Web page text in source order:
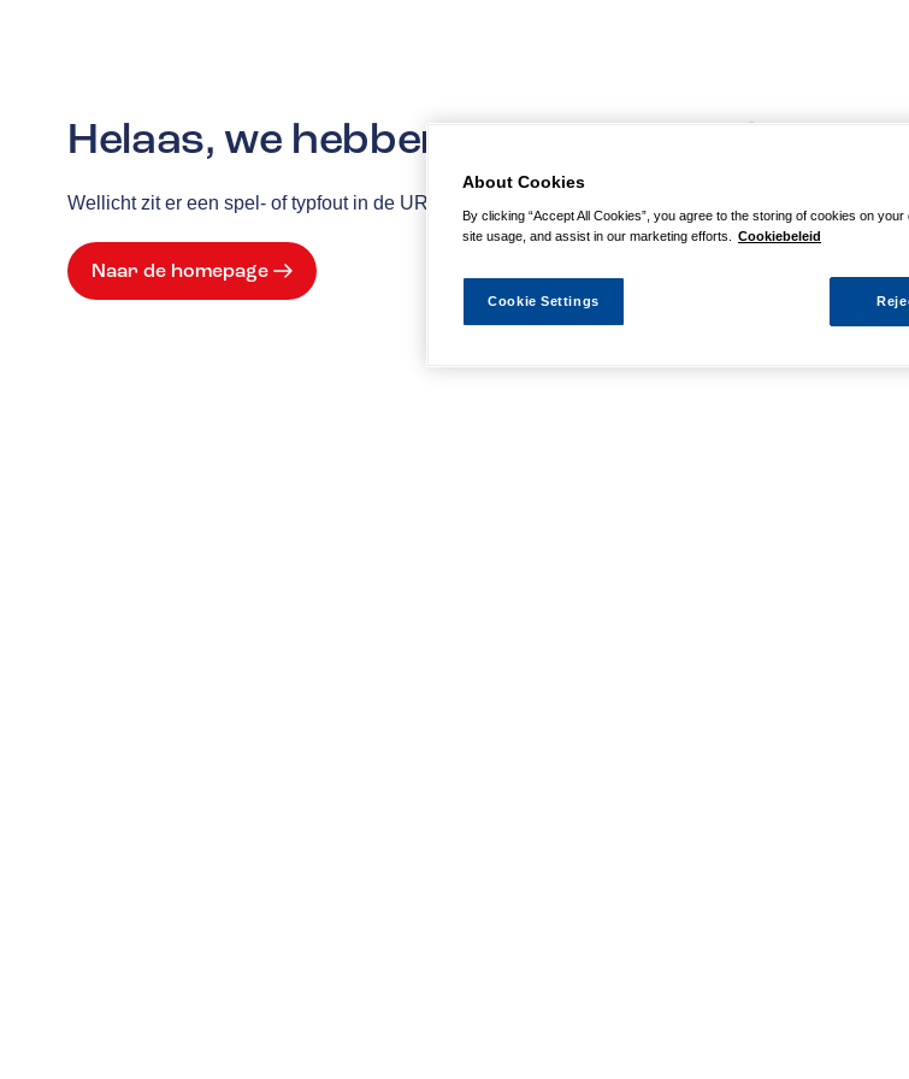
Helaas, we hebben de pagina niet
Wellicht zit er een spel- of typfout in de URL of is de actie waarnaar u zocht al verlopen. We
Naar de homepage
About Cookies
By clicking “Accept All Cookies”, you agree to the storing of cookies on
site usage, and assist in our marketing efforts.
Cookiebeleid
Cookie Settings